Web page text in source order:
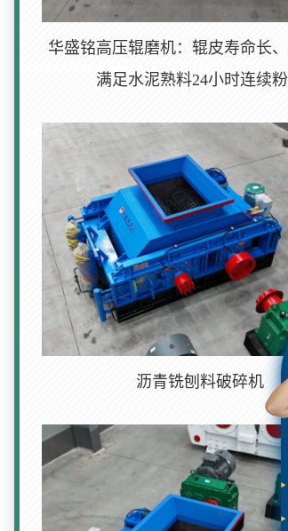
华盛铭高压辊磨机：辊皮寿命长、
满足水泥熟料24小时连续
沥青铣刨料破碎机